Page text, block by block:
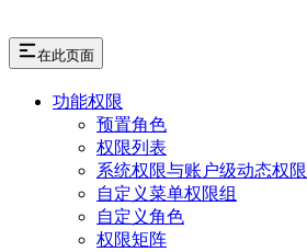
在此页面
功能权限
预置角色
权限列表
系统权限与账户级动态权限
自定义菜单权限组
自定义角色
权限矩阵